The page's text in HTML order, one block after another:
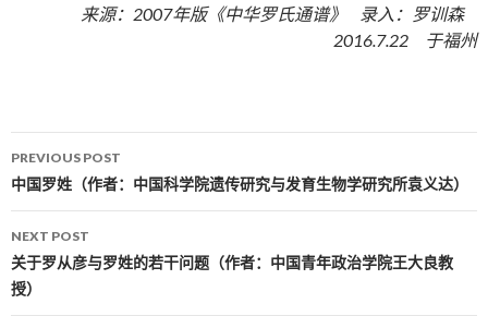
来源：2007年版《中华罗氏通谱》 录入：罗训森
2016.7.22 于福州
Post navigation
PREVIOUS POST
中国罗姓（作者：中国科学院遗传研究与发育生物学研究所袁义达）
NEXT POST
关于罗从彦与罗姓的若干问题（作者：中国青年政治学院王大良教
授）